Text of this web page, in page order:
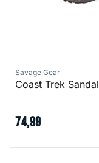
Savage Gear
Coast Trek Sandal
74,99